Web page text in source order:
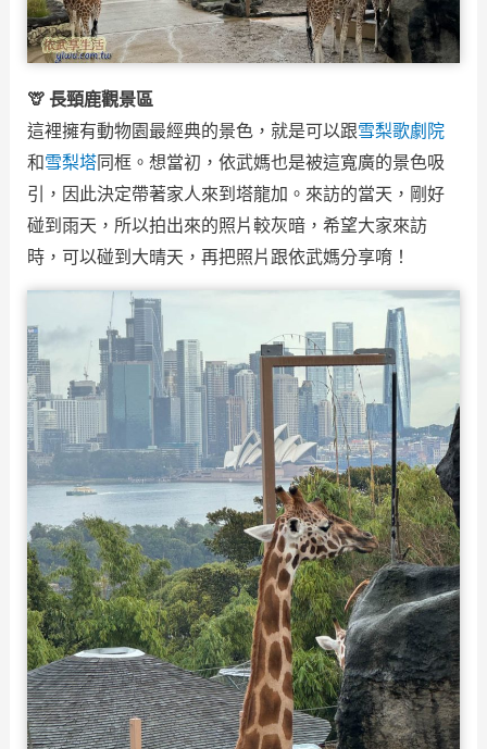
🦒 長頸鹿觀景區
這裡擁有動物園最經典的景色，就是可以跟雪梨歌劇院
和雪梨塔同框。想當初，依武媽也是被這寬廣的景色吸
引，因此決定帶著家人來到塔龍加。來訪的當天，剛好
碰到雨天，所以拍出來的照片較灰暗，希望大家來訪
時，可以碰到大晴天，再把照片跟依武媽分享唷！